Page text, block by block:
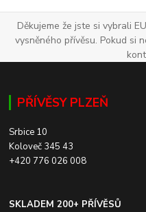
Děkujeme že jste si vybrali
vysněného přívěsu. Pokud si
PŘÍVĚSY PLZEŇ
Srbice 10
Koloveč 345 43
+420 776 026 008
SKLADEM 200+ PŘÍVĚSŮ